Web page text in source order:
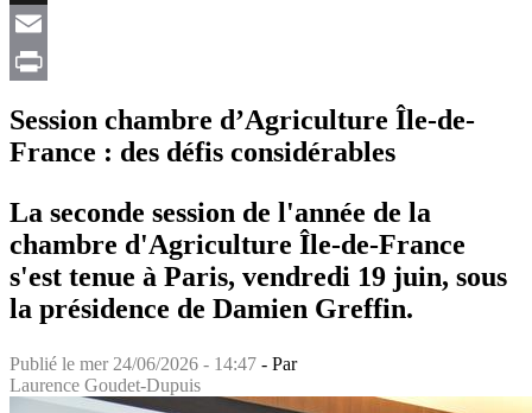
X
Email
Session chambre d’Agriculture Île-de-
France : des défis considérables
La seconde session de l'année de la
chambre d'Agriculture Île-de-France
s'est tenue à Paris, vendredi 19 juin, sous
la présidence de Damien Greffin.
Publié le mer 24/06/2026 - 14:47 - Par
Laurence Goudet-Dupuis